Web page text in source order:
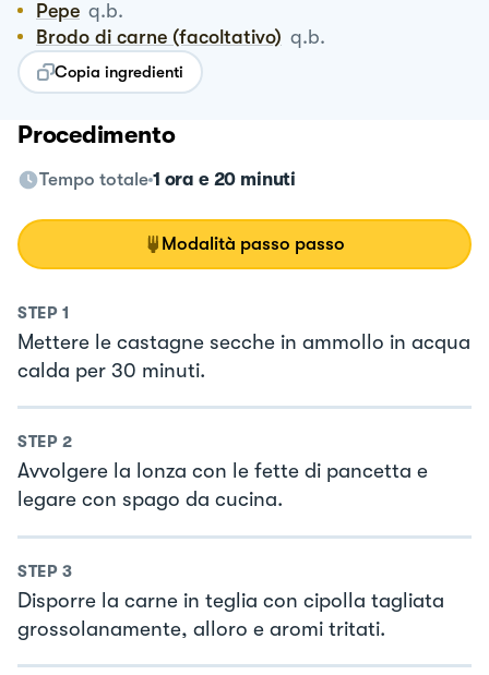
Pepe q.b.
Brodo di carne (facoltativo) q.b.
Copia ingredienti
Procedimento
Tempo totale 1 ora e 20 minuti
Modalità passo passo
STEP 1
Mettere le castagne secche in ammollo in acqua
calda per 30 minuti.
STEP 2
Avvolgere la lonza con le fette di pancetta e
legare con spago da cucina.
STEP 3
Disporre la carne in teglia con cipolla tagliata
grossolanamente, alloro e aromi tritati.